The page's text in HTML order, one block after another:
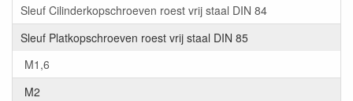
Sleuf Cilinderkopschroeven roest vrij staal DIN 84
Sleuf Platkopschroeven roest vrij staal DIN 85
M1,6
M2